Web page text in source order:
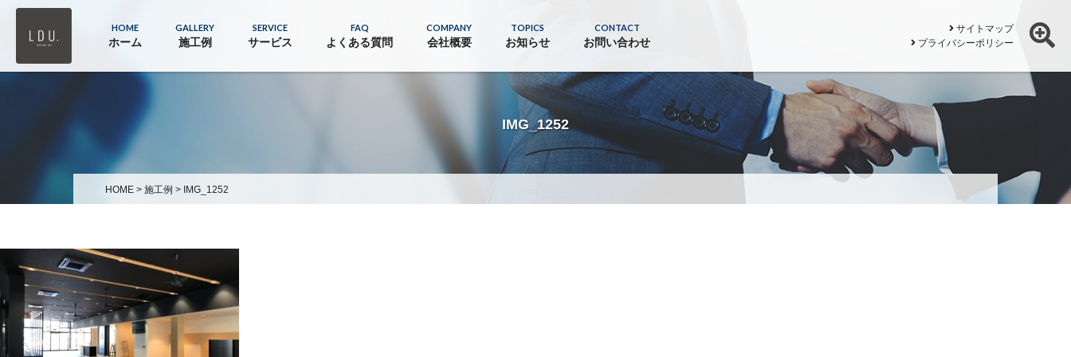
HOME
ホーム
GALLERY
施工例
SERVICE
サービス
FAQ
よくある質問
COMPANY
会社概要
TOPICS
お知らせ
CONTACT
お問い合わせ
サイトマップ
プライバシーポリシー
IMG_1252
HOME > 施工例 > IMG_1252